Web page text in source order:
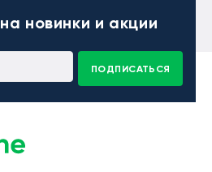
на новинки и акции
ПОДПИСАТЬСЯ